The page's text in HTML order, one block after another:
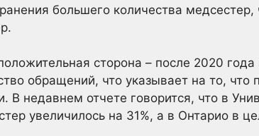
большего количества
сторона – после 2020 года
обращений, что указывает на то,
В недавнем отчете говорится, что в
увеличилось на 31%, а в Онтарио в